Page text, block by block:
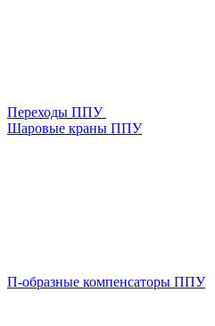
Переходы ППУ
Шаровые краны ППУ
П-образные компенсаторы ППУ